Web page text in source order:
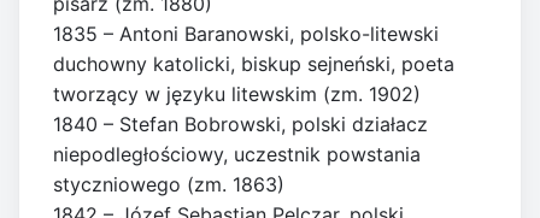
1835 – Antoni Baranowski, polsko-litewski
duchowny katolicki, biskup sejneński, poeta
tworzący w języku litewskim (zm. 1902)
1840 – Stefan Bobrowski, polski działacz
niepodległościowy, uczestnik powstania
styczniowego (zm. 1863)